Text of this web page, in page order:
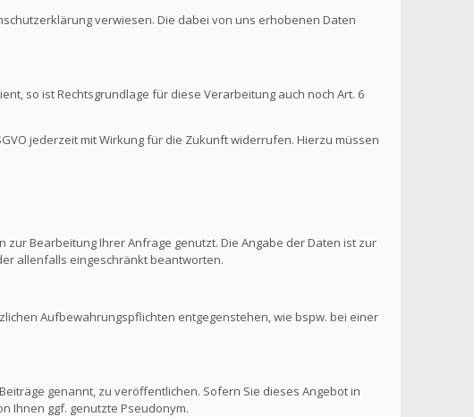
verwiesen. Die dabei von uns erhobenen Daten
so ist Rechtsgrundlage für diese Verarbeitung auch noch Art. 6
jederzeit mit Wirkung für die Zukunft widerrufen. Hierzu müssen
Bearbeitung Ihrer Anfrage genutzt. Die Angabe der Daten ist zur
allenfalls eingeschränkt beantworten.
Aufbewahrungspflichten entgegenstehen, wie bspw. bei einer
genannt, zu veröffentlichen. Sofern Sie dieses Angebot in
Ihnen ggf. genutzte Pseudonym.